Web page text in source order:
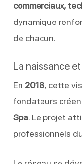
commerciaux,
dynamique
de chacun.
La naissance
En 2018, cette
fondateurs
Spa. Le projet
professionnels